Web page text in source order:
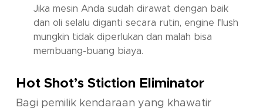
Jika mesin Anda sudah dirawat dengan baik
dan oli selalu diganti secara rutin, engine flush
mungkin tidak diperlukan dan malah bisa
membuang-buang biaya.
Hot Shot’s Stiction Eliminator
Bagi pemilik kendaraan yang khawatir